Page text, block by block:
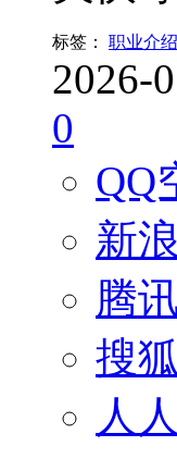
标签： 职业介绍
2026-
0
QQ
新
腾
搜
人